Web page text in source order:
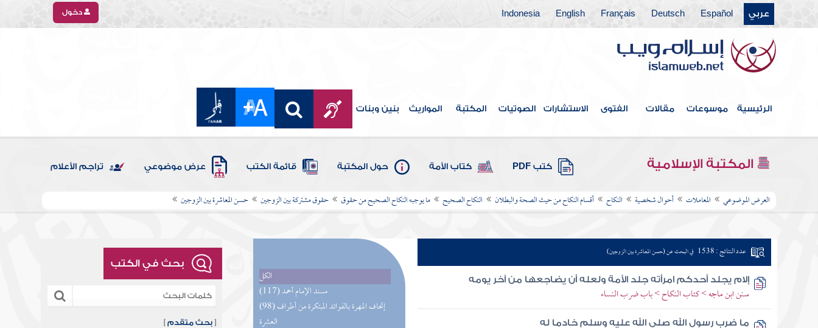
عربي Español
Deutsch
Français
English
Indonesia دخول
الرئيسية موسوعات مقالات الفتوى الاستشارات الصوتيات المكتبة المواريث بنين وبنات
المكتبة الإسلامية كتب PDF كتاب الأمة حول المكتبة قائمة الكتب عرض موضوعي تراجم الأعلام
العرض الموضوعي المعاملات أحوال شخصية النكاح أقسام النكاح من حيث الصحة والبطلان النكاح الصحيح ما يوجبه النكاح الصحيح من حقوق حقوق مشتركة بين الزوجين حسن المعاشرة بين الزوجين
الكل
(117) مسند الإمام أحمد
(98) إتحاف المهرة بالفوائد المبتكرة من أطراف
العشرة
عدد النتائج : 1538 في البحث عن (حسن المعاشرة بين الزوجين)
إلام يجلد أحدكم امرأته جلد الأمة ولعله أن يضاجعها من آخر يومه
سنن ابن ماجه > كتاب النكاح > باب ضرب النساء
ما ضرب رسول الله صلى الله عليه وسلم خادما له
بحث في الكتب
[بحث متقدم ]